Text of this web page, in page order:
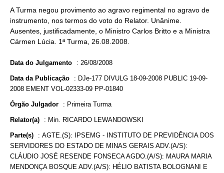
A Turma negou provimento ao agravo regimental no agravo de
instrumento, nos termos do voto do Relator. Unânime.
Ausentes, justificadamente, o Ministro Carlos Britto e a Ministra
Cármen Lúcia. 1ª Turma, 26.08.2008.
Data do Julgamento : 26/08/2008
Data da Publicação : DJe-177 DIVULG 18-09-2008 PUBLIC 19-09-
2008 EMENT VOL-02333-09 PP-01840
Órgão Julgador : Primeira Turma
Relator(a) : Min. RICARDO LEWANDOWSKI
Parte(s) : AGTE.(S): IPSEMG - INSTITUTO DE PREVIDÊNCIA DOS
SERVIDORES DO ESTADO DE MINAS GERAIS ADV.(A/S):
CLÁUDIO JOSÉ RESENDE FONSECA AGDO.(A/S): MAURA MARIA
MENDONÇA BOSQUE ADV.(A/S): HÉLIO BATISTA BOLOGNANI E